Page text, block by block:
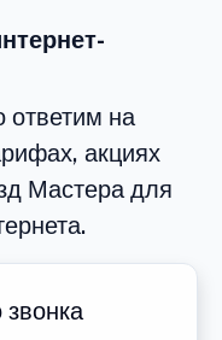
ответим на
акциях
Мастера для
звонка